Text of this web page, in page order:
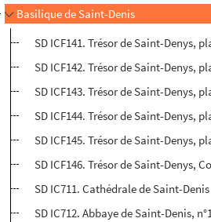
Basilique de Saint-Denis
SD ICF141. Trésor de Saint-Denys,
SD ICF142. Trésor de Saint-Denys,
SD ICF143. Trésor de Saint-Denys,
SD ICF144. Trésor de Saint-Denys,
SD ICF145. Trésor de Saint-Denys,
SD ICF146. Trésor de Saint-Denys,
SD IC711. Cathédrale de Saint-
SD IC712. Abbaye de Saint-Denis,